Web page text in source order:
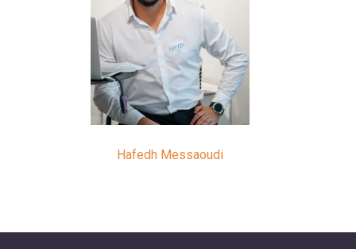
Hafedh Messaoudi